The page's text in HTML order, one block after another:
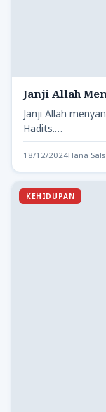
Janji Allah
Janji Allah
Hadits.…
18/12/2024Hana
KEHIDUPAN